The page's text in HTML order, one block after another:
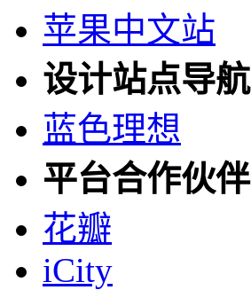
苹果中文站
设计站点导航
蓝色理想
平台合作伙伴
花瓣
iCity